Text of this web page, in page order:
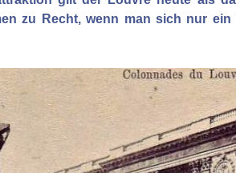
zu Recht, wenn man sich nur